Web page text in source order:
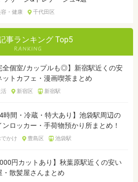
容・健康 千代田区
事ランキング Top5
全個室/カップルも◎】新宿駅近くの安
ットカフェ・漫画喫茶まとめ
活 新宿区 新宿駅
時間・冷蔵・特大あり】池袋駅周辺の
ンロッカー・手荷物預かり所まとめ！
でかけ 豊島区 池袋駅
円カットあり】秋葉原駅近くの安い
・散髪屋さんまとめ